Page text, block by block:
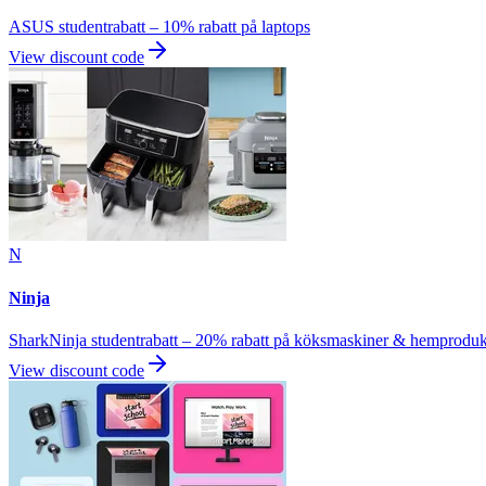
ASUS studentrabatt – 10% rabatt på laptops
View discount code
N
Ninja
SharkNinja studentrabatt – 20% rabatt på köksmaskiner &
View discount code